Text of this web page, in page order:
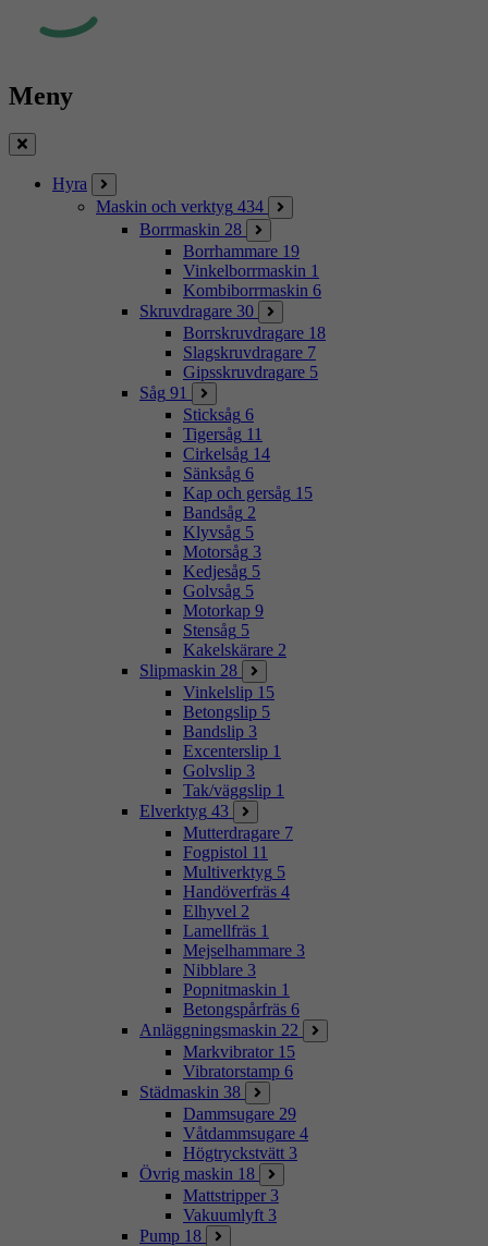
Meny
Stäng
Hyra
Maskin och verktyg 434
Borrmaskin 28
Borrhammare 19
Vinkelborrmaskin 1
Kombiborrmaskin 6
Skruvdragare 30
Borrskruvdragare 18
Slagskruvdragare 7
Gipsskruvdragare 5
Såg 91
Sticksåg 6
Tigersåg 11
Cirkelsåg 14
Sänksåg 6
Kap och gersåg 15
Bandsåg 2
Klyvsåg 5
Motorsåg 3
Kedjesåg 5
Golvsåg 5
Motorkap 9
Stensåg 5
Kakelskärare 2
Slipmaskin 28
Vinkelslip 15
Betongslip 5
Bandslip 3
Excenterslip 1
Golvslip 3
Tak/väggslip 1
Elverktyg 43
Mutterdragare 7
Fogpistol 11
Multiverktyg 5
Handöverfräs 4
Elhyvel 2
Lamellfräs 1
Mejselhammare 3
Nibblare 3
Popnitmaskin 1
Betongspårfräs 6
Anläggningsmaskin 22
Markvibrator 15
Vibratorstamp 6
Städmaskin 38
Dammsugare 29
Våtdammsugare 4
Högtryckstvätt 3
Övrig maskin 18
Mattstripper 3
Vakuumlyft 3
Pump 18